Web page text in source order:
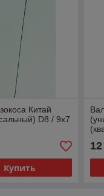
Китай
D8 / 9х7
Купить
12